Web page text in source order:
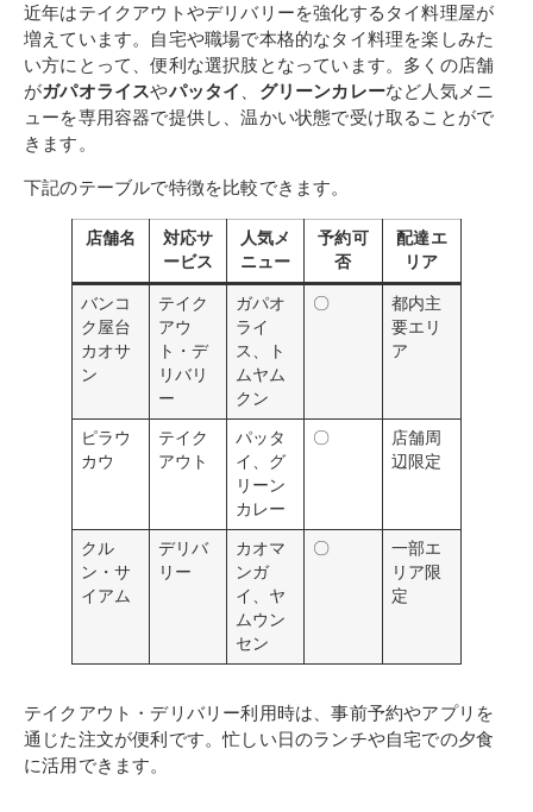
近年はテイクアウトやデリバリーを強化するタイ料理屋が
増えています。自宅や職場で本格的なタイ料理を楽しみた
い方にとって、便利な選択肢となっています。多くの店舗
がガパオライスやパッタイ グリーンカレーなど人気メニ
ューを専用容器で提供し、温かい状態で受け取ることがで
きます。
下記のテーブルで特徴を比較できます。
店舗名
対応サ
ービス
人気メ
ニュー
予約可
否
配達エ
リア
バンコ
ク屋台
カオサ
ン
テイク
アウ
ト・デ
リバリ
ー
ガパオ
ライ
ス、ト
ムヤム
クン
〇
都内主
要エリ
ア
ピラウ
カウ
テイク
アウト
パッタ
イ、グ
リーン
カレー
〇
店舗周
辺限定
クル
ン・サ
イアム
デリバ
リー
カオマ
ンガ
イ、ヤ
ムウン
セン
〇
一部エ
リア限
定
テイクアウト・デリバリー利用時は、事前予約やアプリを
通じた注文が便利です。忙しい日のランチや自宅での夕食
に活用できます。